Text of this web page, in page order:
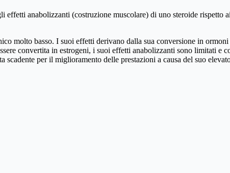
effetti anabolizzanti (costruzione muscolare) di uno steroide
molto basso. I suoi effetti derivano dalla sua conversione in
convertita in estrogeni, i suoi effetti anabolizzanti sono limitati
scadente per il miglioramento delle prestazioni a causa del suo